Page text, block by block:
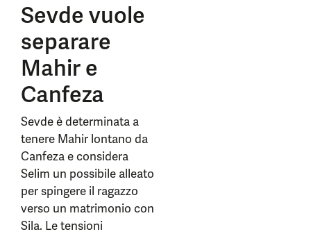
Sevde vuole
separare
Mahir e
Canfeza
Sevde è determinata a
tenere Mahir lontano da
Canfeza e considera
Selim un possibile alleato
per spingere il ragazzo
verso un matrimonio con
Sila. Le tensioni